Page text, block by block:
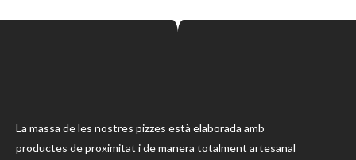
La massa de les nostres pizzes està elaborada amb
productes de proximitat i de manera totalment artesanal